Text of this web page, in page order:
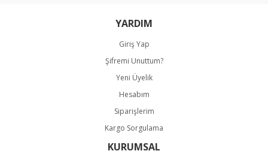
Gönder
YARDIM
Giriş Yap
Şifremi Unuttum?
Yeni Üyelik
Hesabım
Siparişlerim
Kargo Sorgulama
KURUMSAL